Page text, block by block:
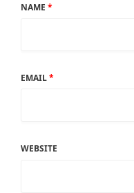
NAME *
EMAIL*
WEBSITE